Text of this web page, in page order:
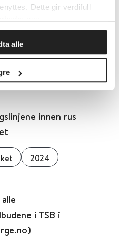
Dette gir verdifull
alle
i TSB
til (NRAPP/UiO)
innen rus
2024
i TSB i